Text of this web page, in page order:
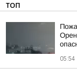
ТОП
05:54